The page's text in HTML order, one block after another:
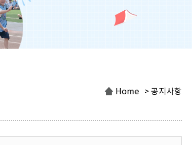
Home > 공지사항